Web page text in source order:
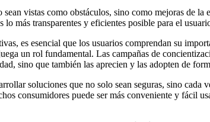
vistas como obstáculos, sino como mejoras de
lo más transparentes y eficientes posible para el
es esencial que los usuarios comprendan su
un rol fundamental. Las campañas de
sino que también las aprecien y las adopten de
soluciones que no solo sean seguras, sino
consumidores puede ser más conveniente y fácil